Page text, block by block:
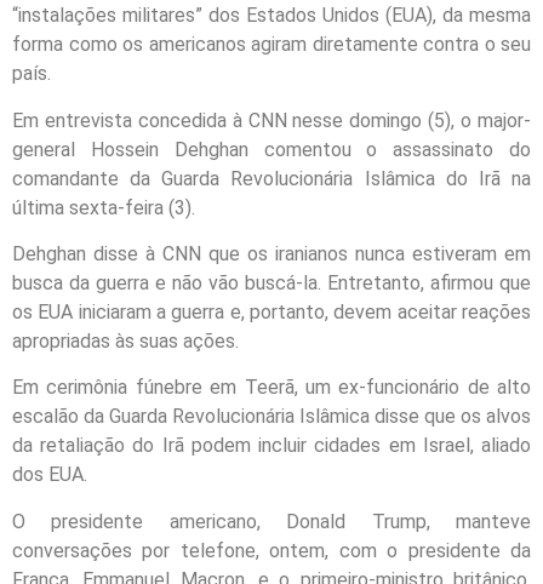
“instalações militares” dos Estados Unidos (EUA), da mesma
forma como os americanos agiram diretamente contra o seu
país.
Em entrevista concedida à CNN nesse domingo (5), o major-
general Hossein Dehghan comentou o assassinato do
comandante da Guarda Revolucionária Islâmica do Irã na
última sexta-feira (3).
Dehghan disse à CNN que os iranianos nunca estiveram em
busca da guerra e não vão buscá-la. Entretanto, afirmou que
os EUA iniciaram a guerra e, portanto, devem aceitar reações
apropriadas às suas ações.
Em cerimônia fúnebre em Teerã, um ex-funcionário de alto
escalão da Guarda Revolucionária Islâmica disse que os alvos
da retaliação do Irã podem incluir cidades em Israel, aliado
dos EUA.
O presidente americano, Donald Trump, manteve
conversações por telefone, ontem, com o presidente da